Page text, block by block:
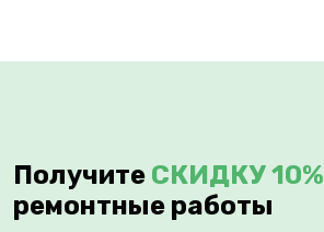
Получите СКИДКУ 10%
ремонтные работы